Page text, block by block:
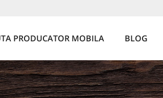
PRODUCATOR MOBILA BLOG